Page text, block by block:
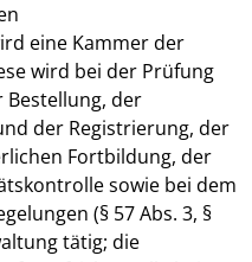
eine Kammer der
wird bei der Prüfung
Bestellung, der
der Registrierung, der
Fortbildung, der
sowie bei dem
(§ 57 Abs. 3, §
tätig; die